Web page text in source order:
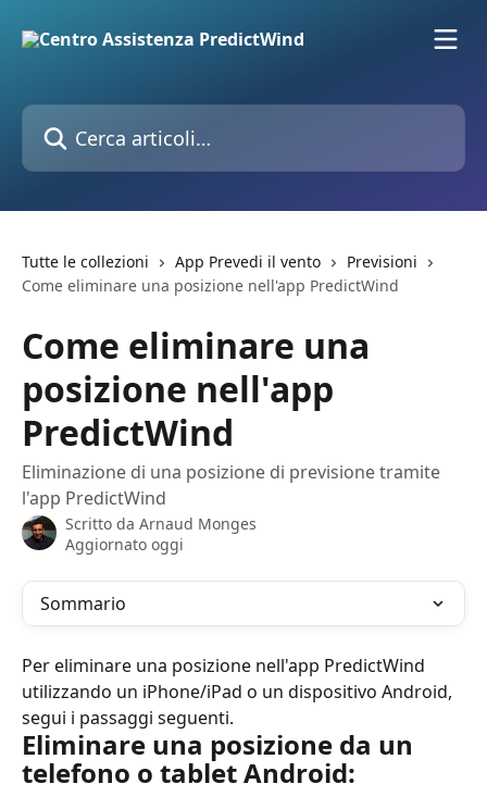
Cerca articoli…
Tutte le collezioni App Prevedi il vento
Previsioni
Come eliminare una posizione nell'app PredictWind
Come eliminare una
posizione nell'app
PredictWind
Eliminazione di una posizione di previsione tramite
l'app PredictWind
Scritto da Arnaud Monges
Aggiornato oggi
Sommario
Per eliminare una posizione nell'app PredictWind
utilizzando un iPhone/iPad o un dispositivo Android,
segui i passaggi seguenti.
Eliminare una posizione da un
telefono o tablet Android: